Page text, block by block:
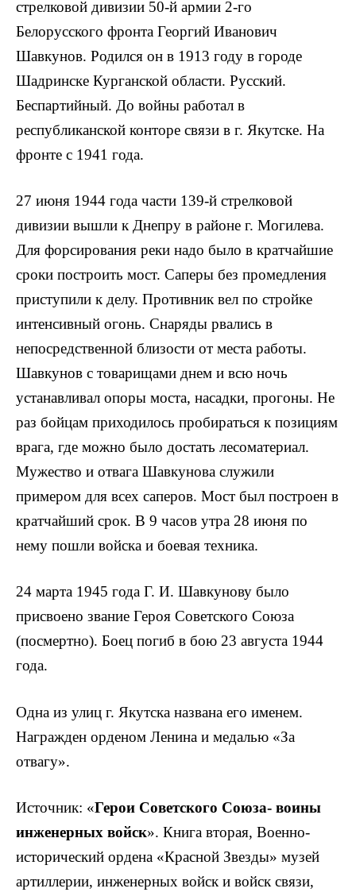
стрелковой дивизии 50-й армии 2-го
Белорусского фронта Георгий Иванович
Шавкунов. Родился он в 1913 году в городе
Шадринске Курганской обла­сти. Русский.
Беспартийный. До войны работал в
республиканской конторе связи в г. Якутске. На
фронте с 1941 года.
27 июня 1944 года части 139-й стрелковой
дивизии вышли к Днепру в районе г. Могилева.
Для форсирования реки надо было в кратчайшие
сроки построить мост. Саперы без промедления
при­ступили к делу. Противник вел по стройке
интенсивный огонь. Сна­ряды рвались в
непосредственной близости от места работы.
Шавкунов с товарищами днем и всю ночь
устанавливал опоры моста, насадки, прогоны. Не
раз бойцам приходилось пробираться к пози­циям
врага, где можно было достать лесоматериал.
Мужество и отвага Шавкунова служили
примером для всех саперов. Мост был построен в
кратчайший срок. В 9 часов утра 28 июня по
нему по­шли войска и боевая техника.
24 марта 1945 года Г. И. Шавкунову было
присвоено звание Героя Советского Союза
(посмертно). Боец погиб в бою 23 августа 1944
года.
Одна из улиц г. Якутска названа его именем.
Награжден орденом Ленина и медалью «За
отвагу».
Источник: «Герои Советского Союза- воины
инженер­ных войск». Книга вторая, Военно-
исторический ордена «Красной Звезды» музей
артиллерии, инженерных войск и войск связи,